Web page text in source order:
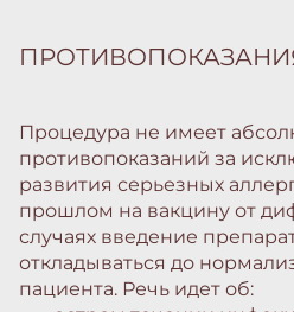
Процедура не имеет
противопоказаний за
развития серьезных
прошлом на вакцину от
случаях введение
откладываться до
пациента. Речь идет об: